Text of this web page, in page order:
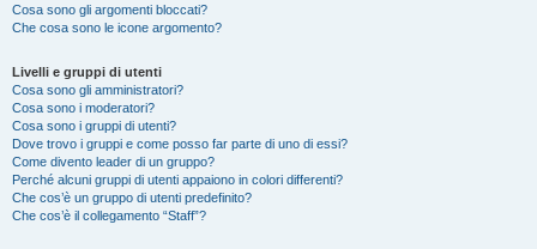
Cosa sono gli argomenti bloccati?
Che cosa sono le icone argomento?
Livelli e gruppi di utenti
Cosa sono gli amministratori?
Cosa sono i moderatori?
Cosa sono i gruppi di utenti?
Dove trovo i gruppi e come posso far parte di uno di essi?
Come divento leader di un gruppo?
Perché alcuni gruppi di utenti appaiono in colori differenti?
Che cos’è un gruppo di utenti predefinito?
Che cos’è il collegamento “Staff”?